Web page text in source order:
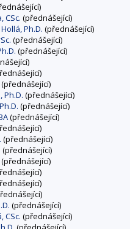
CSc. (přednášející)
Ph.D. (přednášející)
(přednášející)
(přednášející)
(přednášející)
Ph.D. (přednášející)
(přednášející)
(přednášející)
(přednášející)
(přednášející)
(přednášející)
(přednášející)
CSc. (přednášející)